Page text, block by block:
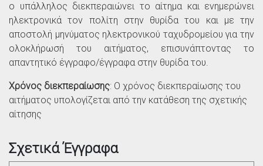
ο υπάλληλος διεκπεραιώνει το αίτημα και ενημερώνει
ηλεκτρονικά τον πολίτη στην θυρίδα του και με την
αποστολή μηνύματος ηλεκτρονικού ταχυδρομείου για την
ολοκλήρωσή του αιτήματος, επισυνάπτοντας το
απαντητικό έγγραφο/έγγραφα στην θυρίδα του.
Χρόνος διεκπεραίωσης: Ο χρόνος διεκπεραίωσης του
αιτήματος υπολογίζεται από την κατάθεση της σχετικής
αίτησης
Σχετικά Έγγραφα